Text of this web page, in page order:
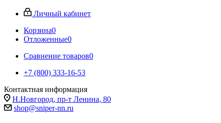
Личный кабинет
Корзина0
Отложенные0
Сравнение товаров0
+7 (800) 333-16-53
Контактная информация
Н.Новгород, пр-т Ленина, 80
shop@sniper-nn.ru